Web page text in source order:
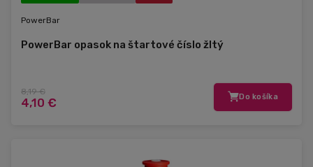
PowerBar
PowerBar opasok na štartové číslo žltý
8,19 €
4,10 € Do košíka